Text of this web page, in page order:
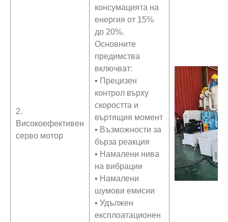
2.
Високоефективен
серво мотор
консумацията на
енергия от 15%
до 20%.
Основните
предимства
включват:
▪ Прецизен
контрол върху
скоростта и
въртящия момент
▪ Възможности за
бърза реакция
▪ Намалени нива
на вибрации
▪ Намалени
шумови емисии
▪ Удължен
експлоатационен